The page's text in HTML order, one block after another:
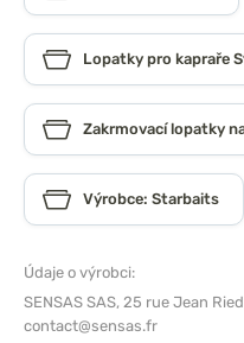
Lopatky pro kapraře
Zakrmovací lopatky
Výrobce: Starbaits
Údaje o výrobci:
SENSAS SAS, 25 rue Jean
contact@sensas.fr